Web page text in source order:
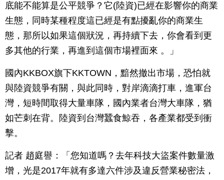
底能不能算是公平競爭？它(陸資)已經在影響你的商業
生態，同時某種程度這已經是有點擾亂你的商業生
態，那所以如果這個狀況，再持續下去，你會看到更
多其他的行業，再進到這個市場裡面來 。」
國內KKBOX旗下KKTOWN，黯然撤出市場，恐怕就
與陸資競爭有關，與此同時，對岸滴滴打車，進軍台
灣，短時間取得大量車隊，國內業者台灣大車隊，猶
如芒刺在背。陸資到台灣蠶食鯨吞，各產業都受到衝
擊。
記者 趙庭譽：「您知道嗎？去年科技大盜案件數量激
增，光是2017年就有多達六件涉及違反營業秘密法，